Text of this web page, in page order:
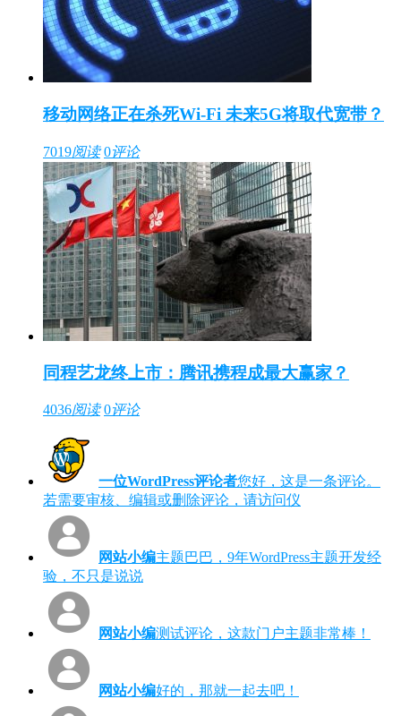
移动网络正在杀死Wi-Fi 未来5G将取代宽带？
7019阅读 0评论
同程艺龙终上市：腾讯携程成最大赢家？
4036阅读 0评论
一位WordPress评论者您好，这是一条评论。
若需要审核、编辑或删除评论，请访问仪
网站小编主题巴巴，9年WordPress主题开发经
验，不只是说说
网站小编测试评论，这款门户主题非常棒！
网站小编好的，那就一起去吧！